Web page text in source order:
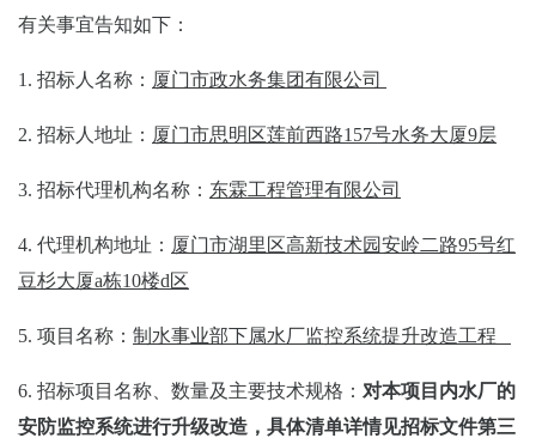
有关事宜告知如下 ：
1. 招标人名称： 厦门市政水务集团有限公司
2. 招标人地址： 厦门市思明区莲前西路1 57号水务大厦9层
3. 招标代理机构名称： 东霖工程管理有限公司
4. 代理机构地址： 厦门市湖里区高新技术园安岭二路95号红
豆杉大厦a栋10楼d区
5. 项目名称： 制水事业部下属水厂监控系统提升改造工程
6. 招标项目名称、数量及主要技术规格： 对本项目内水厂的
安防监控系统进行升级改造，具体清单详情见招标文件第三